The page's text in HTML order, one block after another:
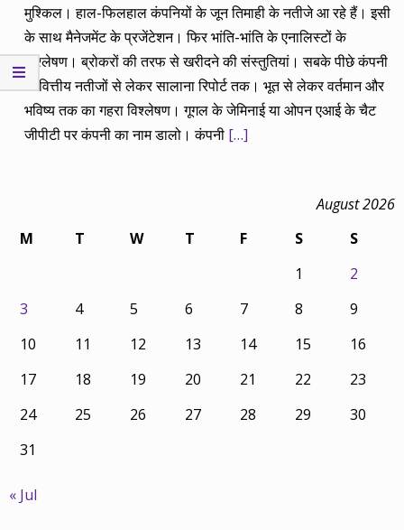
मुश्किल। हाल-फिलहाल कंपनियों के जून तिमाही के नतीजे आ रहे हैं। इसी
के साथ मैनेजमेंट के प्रजेंटेशन। फिर भांति-भांति के एनालिस्टों के
विश्लेषण। ब्रोकरों की तरफ से खरीदने की संस्तुतियां। सबके पीछे कंपनी
के वित्तीय नतीजों से लेकर सालाना रिपोर्ट तक। भूत से लेकर वर्तमान और
भविष्य तक का गहरा विश्लेषण। गूगल के जेमिनाई या ओपन एआई के चैट
जीपीटी पर कंपनी का नाम डालो। कंपनी […]
August 2026
M
T W T F S
S
1
2
3
4 5 6 7 8
9
10
11 12 13 14 15
16
17
18 19 20 21 22
23
24
25 26 27 28 29
30
31
« Jul